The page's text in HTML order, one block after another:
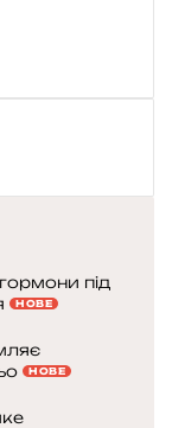
під
НОВЕ
НОВЕ